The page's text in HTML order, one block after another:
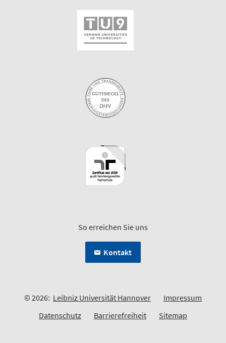
So erreichen Sie uns
Kontakt
© 2026: Leibniz Universität Hannover
Impressum
Datenschutz
Barrierefreiheit Sitemap